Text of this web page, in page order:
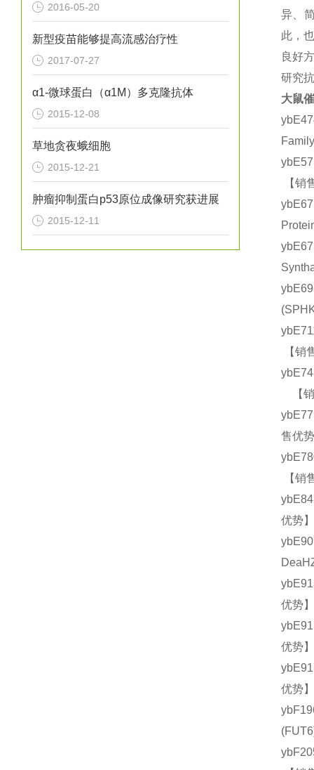
2016-05-20
新型疫苗能够提高流感治疗性
2017-07-27
α1-微球蛋白（α1M）多克隆抗体
2015-12-08
草地贪夜蛾细胞
2015-12-21
肿瘤抑制蛋白p53原位成像研究获进展
2015-12-11
异、
此，
良好
研究
大鼠
【销
【销
【销
售优
【销
优势
优势
优势
优势